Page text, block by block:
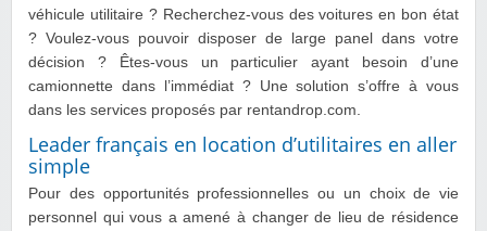
véhicule utilitaire ? Recherchez-vous des voitures en bon état
? Voulez-vous pouvoir disposer de large panel dans votre
décision ? Êtes-vous un particulier ayant besoin d’une
camionnette dans l’immédiat ? Une solution s’offre à vous
dans les services proposés par rentandrop.com.
Leader français en location d’utilitaires en aller
simple
Pour des opportunités professionnelles ou un choix de vie
personnel qui vous a amené à changer de lieu de résidence